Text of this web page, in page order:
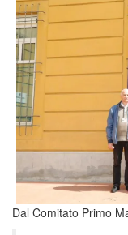
Dal Comitato Primo